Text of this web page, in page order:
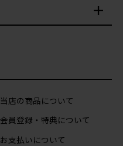
当店の商品について
会員登録・特典について
お支払いについて